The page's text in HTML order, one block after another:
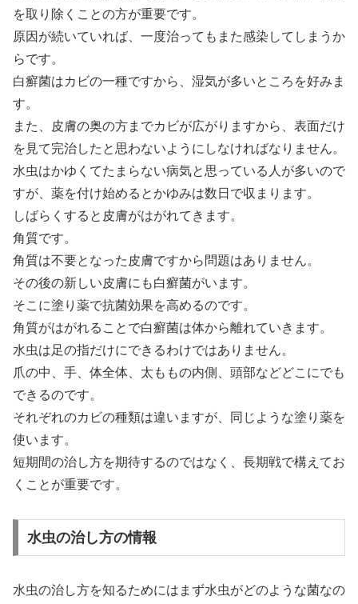
を取り除くことの方が重要です。
原因が続いていれば、一度治ってもまた感染してしまうか
らです。
白癬菌はカビの一種ですから、湿気が多いところを好みま
す。
また、皮膚の奥の方までカビが広がりますから、表面だけ
を見て完治したと思わないようにしなければなりません。
水虫はかゆくてたまらない病気と思っている人が多いので
すが、薬を付け始めるとかゆみは数日で収まります。
しばらくすると皮膚がはがれてきます。
角質です。
角質は不要となった皮膚ですから問題はありません。
その後の新しい皮膚にも白癬菌がいます。
そこに塗り薬で抗菌効果を高めるのです。
角質がはがれることで白癬菌は体から離れていきます。
水虫は足の指だけにできるわけではありません。
爪の中、手、体全体、太ももの内側、頭部などどこにでも
できるのです。
それぞれのカビの種類は違いますが、同じような塗り薬を
使います。
短期間の治し方を期待するのではなく、長期戦で構えてお
くことが重要です。
水虫の治し方の情報
水虫の治し方を知るためにはまず水虫がどのような菌なの